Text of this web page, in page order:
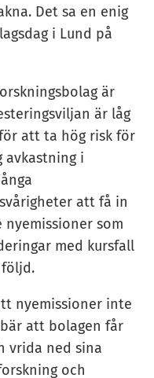
Det sa en enig
i Lund på
är
är låg
att ta hög risk för
i
att få in
som
med kursfall
nyemissioner inte
att bolagen får
vrida ned sina
och